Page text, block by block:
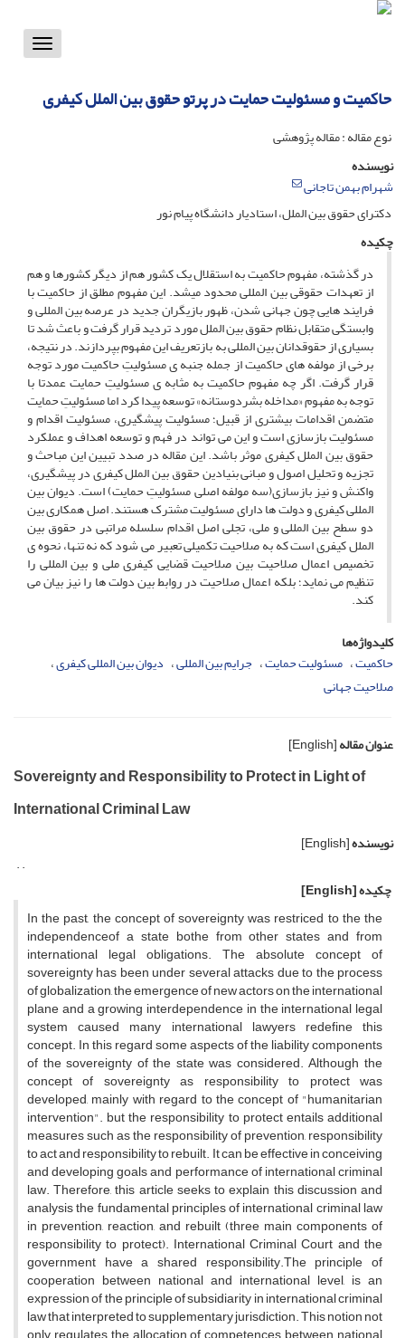
Toggle
حاکمیت و مسئولیت حمایت در پرتو حقوق بین الملل کیفری
نوع مقاله : مقاله پژوهشی
نویسنده
شهرام بهمن تاجانی
دکترای حقوق بین الملل، استادیار دانشگاه پیام نور
چکیده
در گذشته، مفهوم حاکمیت به استقلال یک کشور هم از دیگر کشورها و هم
از تعهدات حقوقی بین المللی محدود می­شد. این مفهوم مطلق از حاکمیت با
فرایند هایی چون جهانی شدن، ظهور بازیگران جدید در عرصه بین المللی و
وابستگی متقابل نظام حقوق بین الملل مورد تردید قرار گرفت و باعث شد تا
بسیاری از حقوقدانان بین المللی به بازتعریف این مفهوم بپردازند. در نتیجه،
برخی از مولفه های حاکمیت از جمله جنبه ی مسئولیتِ حاکمیت مورد توجه
قرار گرفت. اگر چه مفهوم حاکمیت به مثابه ی مسئولیتِ حمایت عمدتا با
توجه به مفهوم «مداخله بشردوستانه» توسعه پیدا کرد اما مسئولیتِ حمایت
متضمن اقدامات بیشتری از قبیل؛ مسئولیت پیشگیری، مسئولیت اقدام و
مسئولیت بازسازی است و این می تواند در فهم و توسعه اهداف و عملکرد
حقوق بین الملل کیفری موثر باشد. این مقاله در صدد تبیین این مباحث و
تجزیه و تحلیل اصول و مبانی بنیادین حقوق بین الملل کیفری در پیشگیری،
واکنش و نیز بازسازی(سه مولفه اصلی مسئولیتِ حمایت) است. دیوان بین
المللی کیفری و دولت ها دارای مسئولیت مشترک هستند. اصل همکاری بین
دو سطح بین المللی و ملی، تجلی اصل اقدام سلسله مراتبی در حقوق بین
الملل کیفری است که به صلاحیت تکمیلی تعبیر می شود که نه تنها، نحوه ی
تخصیص اعمال صلاحیت بین صلاحیت قضایی کیفری ملی و بین المللی را
تنظیم می نماید؛ بلکه اعمال صلاحیت در روابط بین دولت ها را نیز بیان می
کند.
کلیدواژه‌ها
حاکمیت مسئولیت حمایت جرایم بین المللی دیوان بین المللی کیفری
صلاحیت جهانی
عنوان مقاله[English]
Sovereignty and Responsibility to Protect in Light of
International Criminal Law
نویسنده[English]
. .
چکیده[English]
In the past, the concept of sovereignty was restriced to the the
independenceof a state bothe from other states and from
international legal obligations. The absolute concept of
sovereignty has been under several attacks due to the process
of globalization, the emergence of new actors on the international
plane and a growing interdependence in the international legal
system caused many international lawyers redefine this
concept. In this regard some aspects of the liability components
of the sovereignty of the state was considered. Although the
concept of ‌sovereignty as responsibility to protect was
developed, mainly with regard to the concept of "humanitarian
intervention". but the responsibility to protect entails additional
measures such as the responsibility of prevention, responsibility
to act and responsibility to rebuilt. It can be effective in conceiving
and developing goals and performance of international criminal
law. Therefore, this article seeks to explain this discussion and
analysis the fundamental principles of international criminal law
in prevention, reaction, and rebuilt (three main components of
responsibility to protect). International Criminal Court and the
government have a shared responsibility.The principle of
cooperation between national and international level, is an
expression of the principle of subsidiarity in international criminal
law that interpreted to supplementary jurisdiction. This notion not